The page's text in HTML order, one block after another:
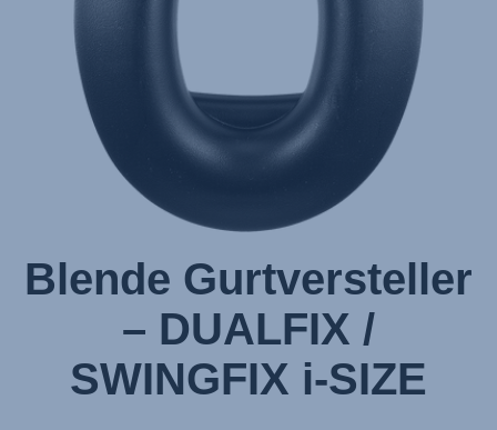
Blende Gurtversteller
– DUALFIX /
SWINGFIX i-SIZE